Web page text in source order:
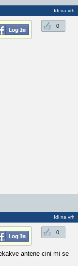
Idi na vrh
0
Idi na vrh
0
antene cini mi se